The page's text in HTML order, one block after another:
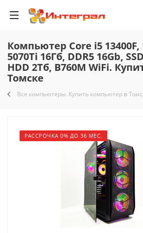
Компьютер Core i5 13400F,
5070Ti 16Гб, DDR5 16Gb,
HDD 2Тб, B760M WiFi.
Томске
Все компьютеры. Купить компьютер в
РАССРОЧКА 0% ДО 36 МЕС.